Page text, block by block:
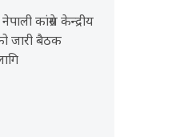
कांग्रेस केन्द्रीय
जारी बैठक